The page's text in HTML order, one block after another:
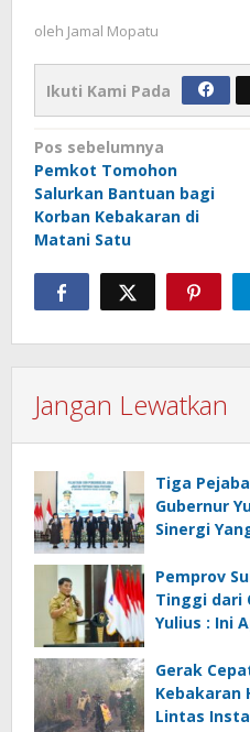
oleh Jamal Mopatu
Ikuti Kami Pada
Navigasi
pos
Pos sebelumnya
Pemkot Tomohon
Salurkan Bantuan bagi
Korban Kebakaran di
Matani Satu
Jangan Lewatkan
Tiga
Gubernur
Sinergi
Pemprov
Tinggi dari
Yulius : Ini
Gerak
Kebakaran
Lintas